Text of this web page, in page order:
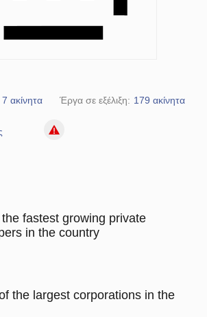
7 ακίνητα Έργα σε εξέλιξη: 179 ακίνητα
fastest growing private
in the country
the largest corporations in the